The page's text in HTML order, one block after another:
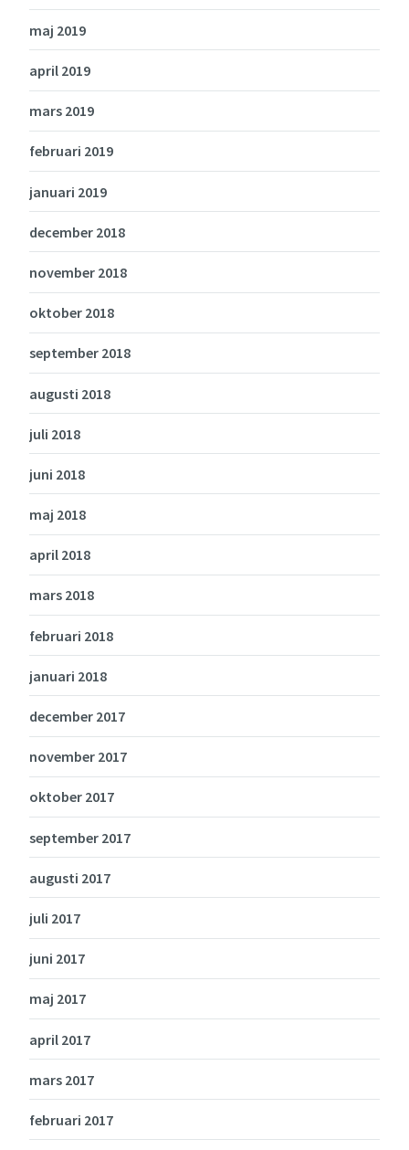
maj 2019
april 2019
mars 2019
februari 2019
januari 2019
december 2018
november 2018
oktober 2018
september 2018
augusti 2018
juli 2018
juni 2018
maj 2018
april 2018
mars 2018
februari 2018
januari 2018
december 2017
november 2017
oktober 2017
september 2017
augusti 2017
juli 2017
juni 2017
maj 2017
april 2017
mars 2017
februari 2017